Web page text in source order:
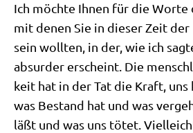
Ich möch­te Ihnen für die Wor­te
mit denen Sie in die­ser Zeit
sein woll­ten, in der, wie ich
absur­der erscheint. Die
keit hat in der Tat die Kraft, uns
was Bestand hat und was
läßt und was uns tötet.